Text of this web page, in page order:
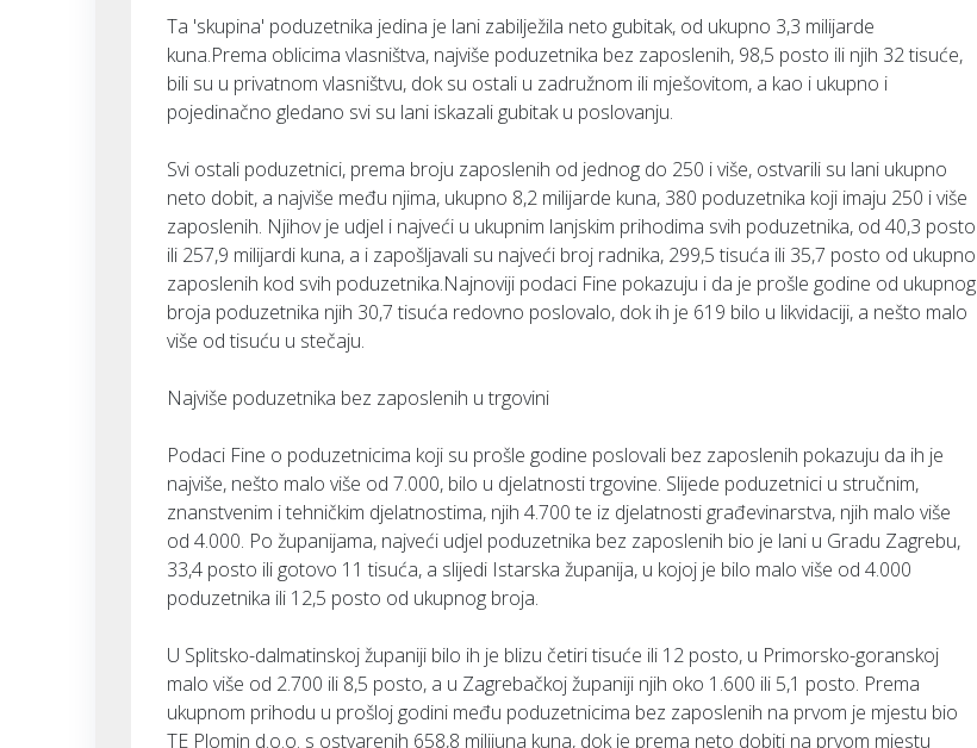
Ta 'skupina' poduzetnika jedina je lani zabilježila neto gubitak, od ukupno 3,3 milijarde
kuna.Prema oblicima vlasništva, najviše poduzetnika bez zaposlenih, 98,5 posto ili njih 32 tisuće,
bili su u privatnom vlasništvu, dok su ostali u zadružnom ili mješovitom, a kao i ukupno i
pojedinačno gledano svi su lani iskazali gubitak u poslovanju.
Svi ostali poduzetnici, prema broju zaposlenih od jednog do 250 i više, ostvarili su lani ukupno
neto dobit, a najviše među njima, ukupno 8,2 milijarde kuna, 380 poduzetnika koji imaju 250 i više
zaposlenih. Njihov je udjel i najveći u ukupnim lanjskim prihodima svih poduzetnika, od 40,3 posto
ili 257,9 milijardi kuna, a i zapošljavali su najveći broj radnika, 299,5 tisuća ili 35,7 posto od ukupno
zaposlenih kod svih poduzetnika.Najnoviji podaci Fine pokazuju i da je prošle godine od ukupnog
broja poduzetnika njih 30,7 tisuća redovno poslovalo, dok ih je 619 bilo u likvidaciji, a nešto malo
više od tisuću u stečaju.
Najviše poduzetnika bez zaposlenih u trgovini
Podaci Fine o poduzetnicima koji su prošle godine poslovali bez zaposlenih pokazuju da ih je
najviše, nešto malo više od 7.000, bilo u djelatnosti trgovine. Slijede poduzetnici u stručnim,
znanstvenim i tehničkim djelatnostima, njih 4.700 te iz djelatnosti građevinarstva, njih malo više
od 4.000. Po županijama, najveći udjel poduzetnika bez zaposlenih bio je lani u Gradu Zagrebu,
33,4 posto ili gotovo 11 tisuća, a slijedi Istarska županija, u kojoj je bilo malo više od 4.000
poduzetnika ili 12,5 posto od ukupnog broja.
U Splitsko-dalmatinskoj županiji bilo ih je blizu četiri tisuće ili 12 posto, u Primorsko-goranskoj
malo više od 2.700 ili 8,5 posto, a u Zagrebačkoj županiji njih oko 1.600 ili 5,1 posto. Prema
ukupnom prihodu u prošloj godini među poduzetnicima bez zaposlenih na prvom je mjestu bio
TE Plomin d.o.o. s ostvarenih 658,8 milijuna kuna, dok je prema neto dobiti na prvom mjestu